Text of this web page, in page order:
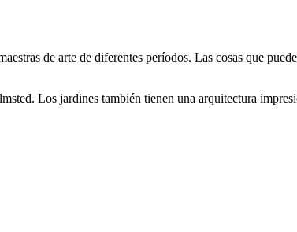
de arte de diferentes períodos. Las cosas que
Los jardines también tienen una arquitectura